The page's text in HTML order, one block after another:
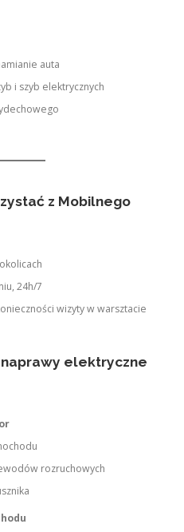
auta
i szyb elektrycznych
z Mobilnego
24h/7
wizyty w warsztacie
elektryczne
rozruchowych